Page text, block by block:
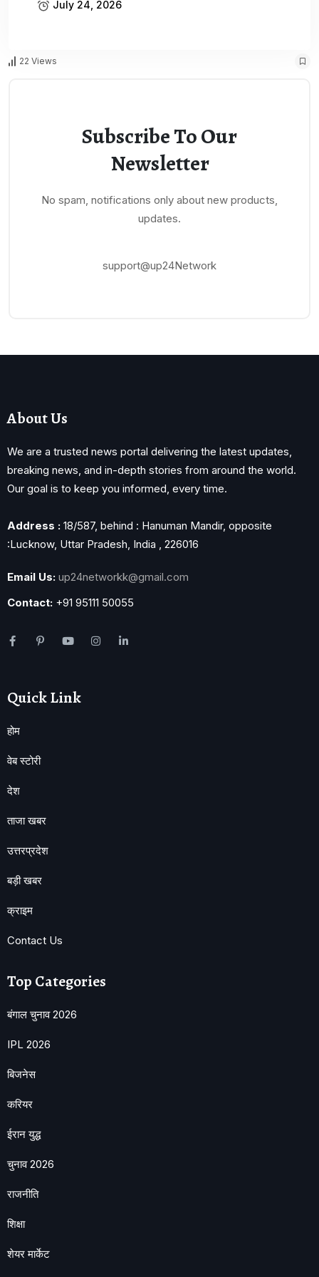
22 Views
July 24, 2026
Subscribe To Our
Newsletter
No spam, notifications only about new products,
updates.
support@up24Network
About Us
We are a trusted news portal delivering the latest updates,
breaking news, and in-depth stories from around the world.
Our goal is to keep you informed, every time.
Address : 18/587, behind : Hanuman Mandir, opposite
:Lucknow, Uttar Pradesh, India , 226016
Email Us: up24networkk@gmail.com
Contact: +91 95111 50055
Quick Link
होम
वेब स्टोरी
देश
ताजा खबर
उत्तरप्रदेश
बड़ी खबर
क्राइम
Contact Us
Top Categories
बंगाल चुनाव 2026
IPL 2026
बिजनेस
करियर
ईरान युद्ध
चुनाव 2026
राजनीति
शिक्षा
शेयर मार्केट